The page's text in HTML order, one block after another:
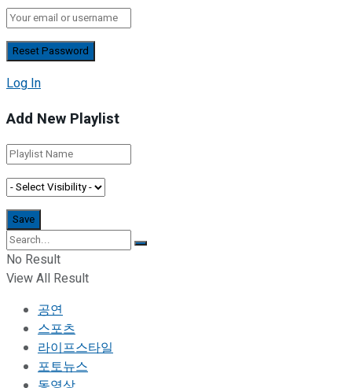
Log In
Add New Playlist
No Result
View All Result
공연
스포츠
라이프스타일
포토뉴스